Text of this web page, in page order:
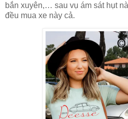
bắn xuyên,… sau vụ ám sát hụt
đều mua xe này cả.